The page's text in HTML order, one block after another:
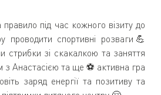
під час кожного візиту до
проводити спортивні розваги💪
стрибки зі скакалкою та заняття
з Анастасією та ще ⚽ активна гра
заряд енергії та позитиву та